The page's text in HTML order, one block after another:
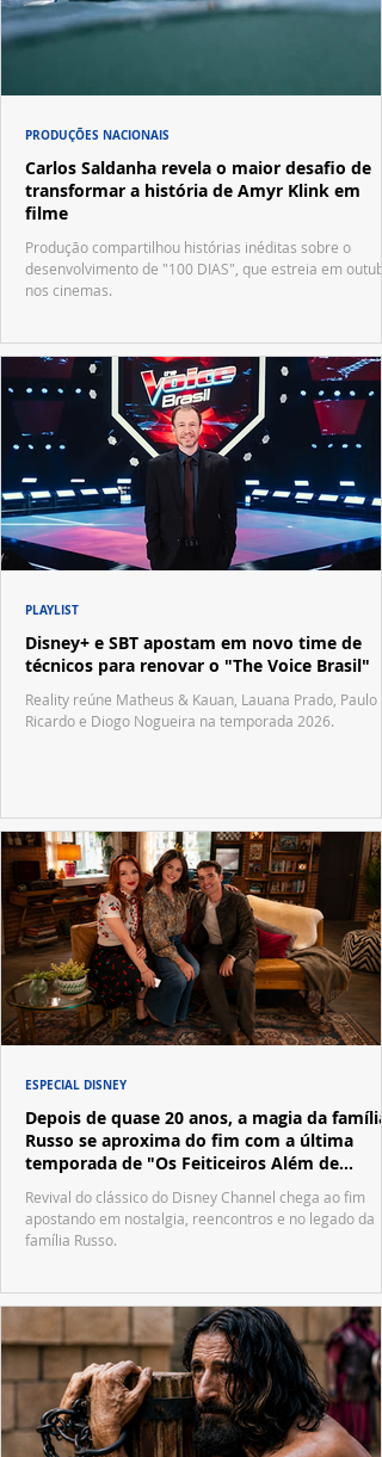
Carlos Saldanha revela o maior desafio de
transformar a história de Amyr Klink em
filme
Produção compartilhou histórias inéditas sobre o
desenvolvimento de "100 DIAS", que estreia em
nos cinemas.
PRODUÇÕES NACIONAIS
Disney+ e SBT apostam em novo time de
técnicos para renovar o "The Voice Brasil"
Reality reúne Matheus & Kauan, Lauana Prado, Paulo
Ricardo e Diogo Nogueira na temporada 2026.
PLAYLIST
Depois de quase 20 anos, a magia da família
Russo se aproxima do fim com a última
temporada de "Os Feiticeiros Além de
Waverly Place"
Revival do clássico do Disney Channel chega ao fim
apostando em nostalgia, reencontros e no legado da
família Russo.
ESPECIAL DISNEY